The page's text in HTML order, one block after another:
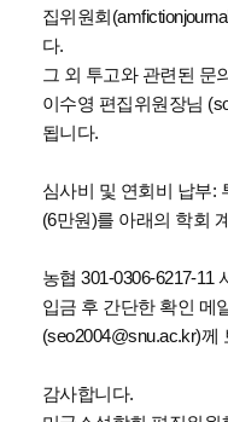
집위원회
다.
그 외 투고와 관련된 문
이수영 편집위원장님
됩니다.
심사비
및 연회비 납부:
(6만원)를 아래의 학회
농협 301-0306-6217-11
입금 후 간단한 확인 메
(seo2004@snu.ac.kr)께
감사합니다.